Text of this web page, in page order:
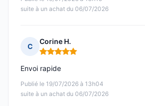
suite à un achat du 06/07/2026
C
Corine H.
Note : 5 sur 5
Publié le 19/07/2026 à 13h04
suite à un achat du 06/07/2026
Envoi rapide